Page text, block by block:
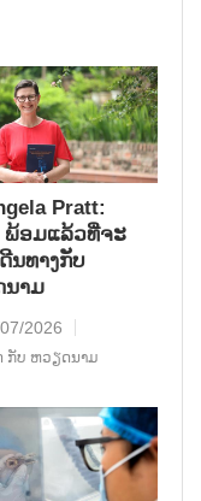
Pratt:
ພ້ອມແລ້ວທີ່ຈະ
ນທາງກັບ
າມ
2026
ກັບ ຫວຽດນາມ